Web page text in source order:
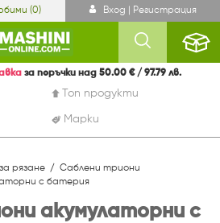
(0) Вход | Регистрация
Топ продукти
Марки
за поръчки над 50.00 € / 97.79 лв.
рязане
Саблени триони
с батерия
акумулаторни с